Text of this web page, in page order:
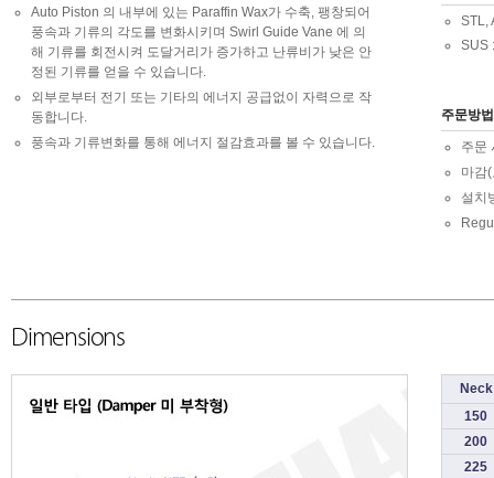
Auto Piston 의 내부에 있는 Paraffin Wax가 수축, 팽창되어
풍속과 기류의 각도를 변화시키며 Swirl Guide Vane 에 의
해 기류를 회전시켜 도달거리가 증가하고 난류비가 낮은 안
정된 기류를 얻을 수 있습니다.
외부로부터 전기 또는 기타의 에너지 공급없이 자력으로 작
동합니다.
풍속과 기류변화를 통해 에너지 절감효과를 볼 수 있습니다.
STL,
SUS
주문방법
주문
마감
설치
Dimensions
Neck
150
200
225